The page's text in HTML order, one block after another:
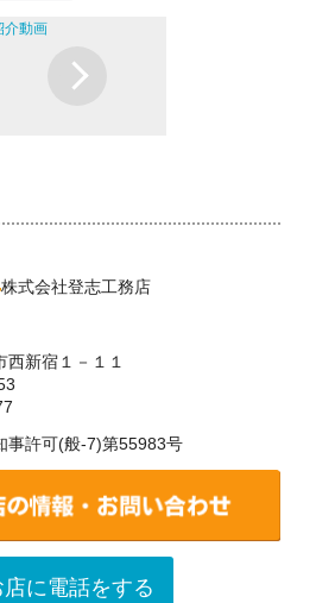
介動画
株式会社登志工務店
新宿１－１１
許可(般-7)第55983号
店に電話をする